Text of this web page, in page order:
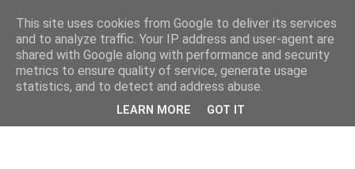
This site uses cookies from Google to deliver its services
and to analyze traffic. Your IP address and user-agent are
shared with Google along with performance and security
metrics to ensure quality of service, generate usage
statistics, and to detect and address abuse.
LEARN MORE GOT IT